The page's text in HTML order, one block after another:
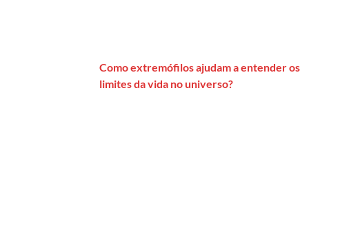
Como extremófilos ajudam a entender os
limites da vida no universo?